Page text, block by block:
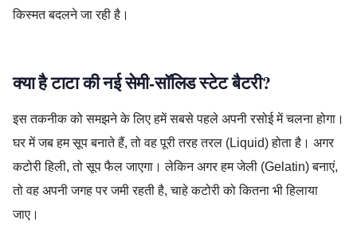
किस्मत बदलने जा रही है।
क्या है टाटा की नई सेमी-सॉलिड स्टेट बैटरी?
इस तकनीक को समझने के लिए हमें सबसे पहले अपनी रसोई में चलना होगा।
घर में जब हम सूप बनाते हैं, तो वह पूरी तरह तरल (Liquid) होता है। अगर
कटोरी हिली, तो सूप फैल जाएगा। लेकिन अगर हम जेली (Gelatin) बनाएं,
तो वह अपनी जगह पर जमी रहती है, चाहे कटोरी को कितना भी हिलाया
जाए।